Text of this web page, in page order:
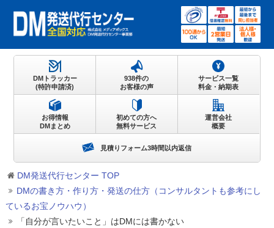
DM発送代行センター TOP
DMの書き方・作り方・発送の仕方（コンサルタントも参考にし
ているお宝ノウハウ）
「自分が言いたいこと」はDMには書かない
DMトラッカー
(特許申請済)
938件の
お客様の声
サービス一覧
料金・納期表
お得情報
DMまとめ
初めての方へ
無料サービス
運営会社
概要
見積りフォーム3時間以内返信